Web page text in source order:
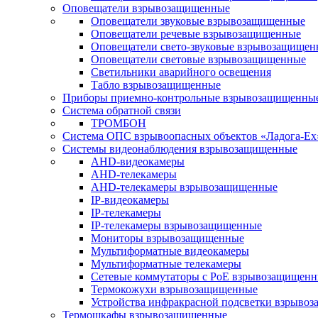
Оповещатели взрывозащищенные
Оповещатели звуковые взрывозащищенные
Оповещатели речевые взрывозащищенные
Оповещатели свето-звуковые
Оповещатели световые взрывозащищенные
Светильники аварийного освещения
Табло взрывозащищенные
Приборы приемно-контрольные
Система обратной связи
ТРОМБОН
Система ОПС взрывоопасных объектов «Ладога-
Системы видеонаблюдения взрывозащищенные
AHD-видеокамеры
AHD-телекамеры
AHD-телекамеры взрывозащищенные
IP-видеокамеры
IP-телекамеры
IP-телекамеры взрывозащищенные
Мониторы взрывозащищенные
Мультиформатные видеокамеры
Мультиформатные телекамеры
Сетевые коммутаторы с РоЕ
Термокожухи взрывозащищенные
Устройства инфракрасной подсветки
Термошкафы взрывозащищенные